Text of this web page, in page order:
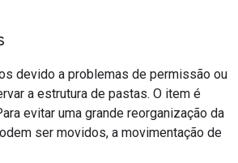
devido a problemas de permissão ou
a estrutura de pastas. O item é
evitar uma grande reorganização da
ser movidos, a movimentação de